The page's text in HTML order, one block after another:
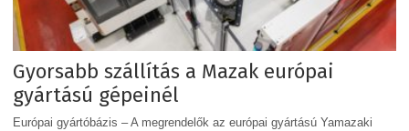
Gyorsabb szállítás a Mazak európai
gyártású gépeinél
Európai gyártóbázis – A megrendelők az európai gyártású Yamazaki